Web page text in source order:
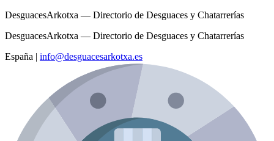
DesguacesArkotxa — Directorio de Desguaces y Chatarrerías
DesguacesArkotxa — Directorio de Desguaces y Chatarrerías
España | info@desguacesarkotxa.es